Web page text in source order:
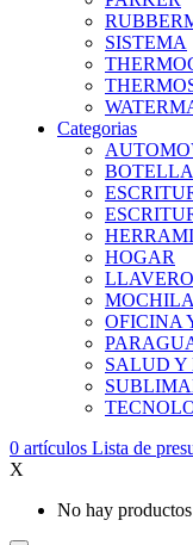
SISTEMA
Categorias
HOGAR
OFICINA
SALUD Y
0 artículos Lista de
X
No hay